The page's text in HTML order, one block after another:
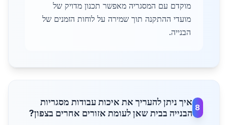
מוקדם עם המסגריה מאפשר תכנון מדויק של
מועדי ההתקנה תוך שמירה על לוחות הזמנים של
הבנייה.
8
איך ניתן להעריך את איכות עבודות מסגריות
הבנייה בבית שאן לעומת אזורים אחרים בצפון?